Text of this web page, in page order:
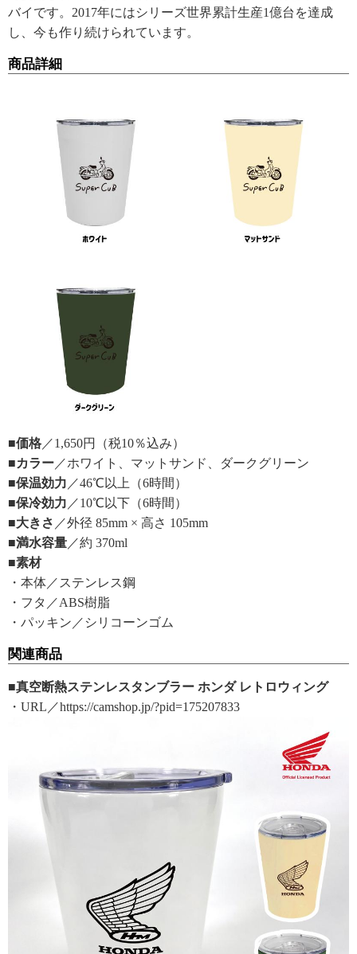
バイです。2017年にはシリーズ世界累計生産1億台を達成
し、今も作り続けられています。
商品詳細
■価格 ／1,650円（税10％込み）
■カラー ／ホワイト、マットサンド、ダークグリーン
■保温効力 ／46℃以上（6時間）
■保冷効力 ／10℃以下（6時間）
■大きさ ／外径 85mm × 高さ 105mm
■満水容量 ／約 370ml
■素材
・本体／ステンレス鋼
・フタ／ABS樹脂
・パッキン／シリコーンゴム
関連商品
■真空断熱ステンレスタンブラー ホンダ レトロウィング
・URL／https://camshop.jp/?pid=175207833